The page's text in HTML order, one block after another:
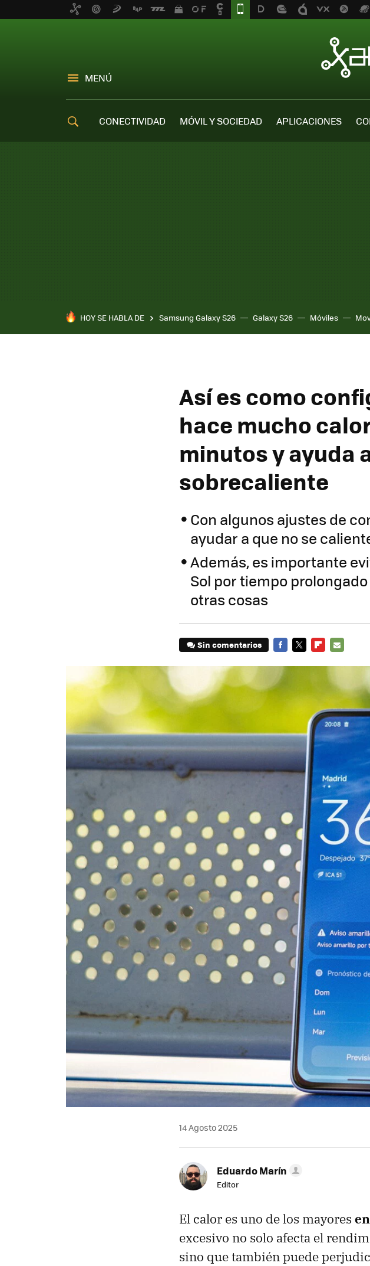
MENÚ
CONECTIVIDAD MÓVIL Y SOCIEDAD APLICACIONES
HOY SE HABLA DE Samsung Galaxy S26 Galaxy S26 Móviles
Así es como
hace mucho
minutos y ayuda
sobrecaliente
Con algunos ajustes de
ayudar a que no se
Además, es importante
Sol por tiempo
otras cosas
Sin comentarios
14 Agosto 2025
Eduardo Marín
Editor
El calor es uno de los mayores
excesivo no solo afecta el
sino que también puede